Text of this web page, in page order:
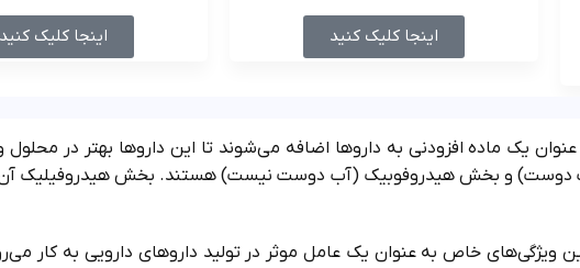
اینجا کلیک کنید اینجا کلیک کنید
یک ماده افزودنی به داروها اضافه می‌شوند تا این داروها بهتر در
و بخش هیدروفوبیک (آب دوست نیست) هستند. بخش هیدروفیلیک آن‌ها
ویژگی‌های خاص به عنوان یک عامل موثر در تولید داروهای دارویی به کار